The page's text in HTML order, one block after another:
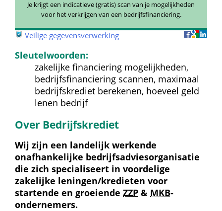
Je krijgt een indicatieve (gratis) scan van je mogelijkheden
voor het verkrijgen van een bedrijfsfinanciering.
Veilige gegevensverwerking
Sleutelwoorden:
zakelijke financiering mogelijkheden,
bedrijfsfinanciering scannen, maximaal
bedrijfskrediet berekenen, hoeveel geld
lenen bedrijf
Over Bedrijfskrediet
Wij zijn een landelijk werkende
onafhankelijke bedrijfs­advies­organisatie
die zich specialiseert in voordelige
zakelijke leningen/kredieten voor
startende en groeiende ZZP & MKB-
ondernemers.